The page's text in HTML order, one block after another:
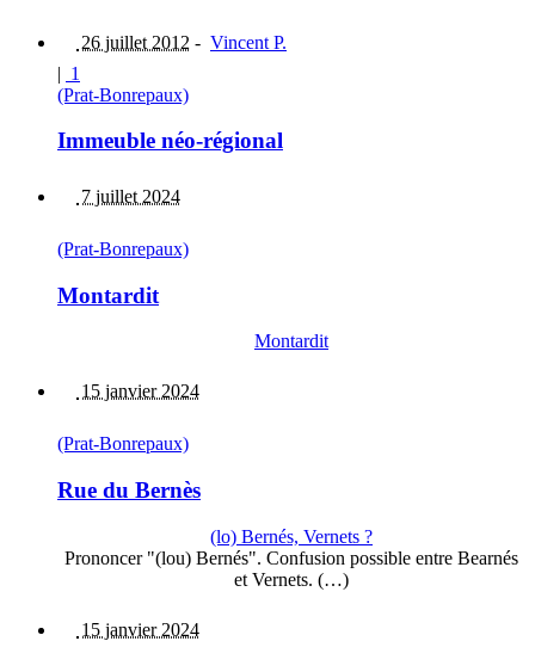
26 juillet 2012 - Vincent P.
| 1
(Prat-Bonrepaux)
Immeuble néo-régional
7 juillet 2024
(Prat-Bonrepaux)
Montardit
Montardit
15 janvier 2024
(Prat-Bonrepaux)
Rue du Bernès
(lo) Bernés, Vernets ?
Prononcer "(lou) Bernés". Confusion possible entre Bearnés
et Vernets. (…)
15 janvier 2024